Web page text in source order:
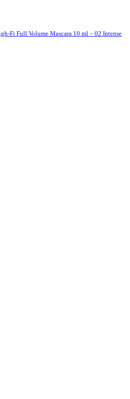
Fi Full Volume Mascara 10 ml – 02 Intense